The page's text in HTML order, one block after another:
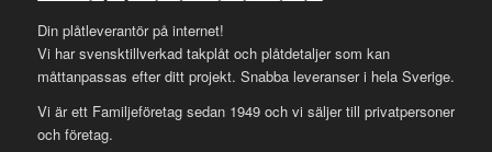
Din plåtleverantör på internet!
Vi har svensktillverkad takplåt och plåtdetaljer som kan
måttanpassas efter ditt projekt. Snabba leveranser i hela Sverige.
Vi är ett Familjeföretag sedan 1949 och vi säljer till privatpersoner
och företag.